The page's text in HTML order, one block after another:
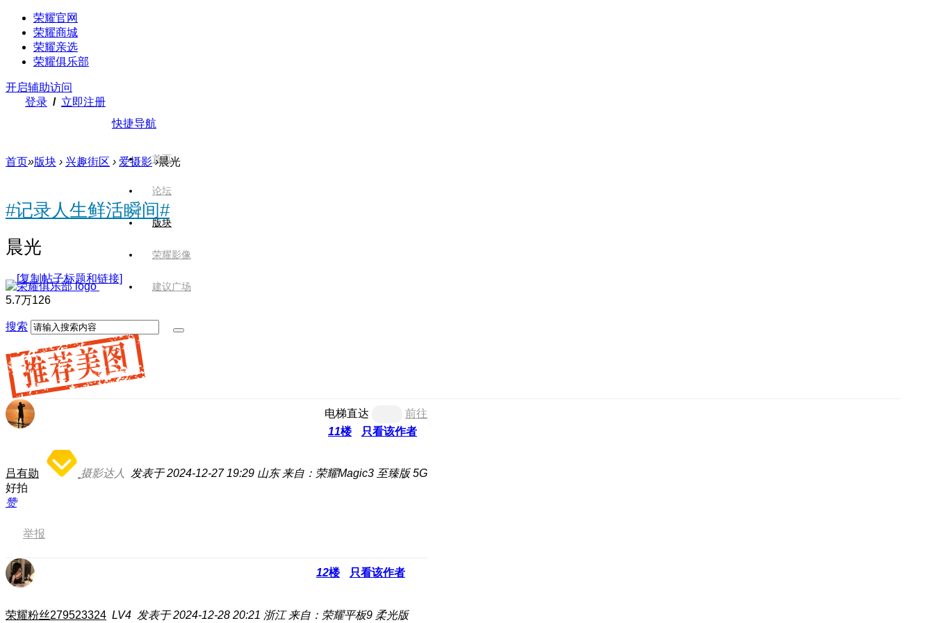
荣耀官网
荣耀商城
荣耀亲选
荣耀俱乐部
开启辅助访问
登录 / 立即注册
快捷导航
首页
论坛
版块
荣耀影像
建议广场
搜索
首页»版块 › 兴趣街区 › 爱摄影 ›晨光
#记录人生鲜活瞬间#
晨光
[复制帖子标题和链接]
5.7万126
电梯直达
前往
11楼 只看该作者
吕有勋 摄影达人 发表于 2024-12-27 19:29 山东 来自：荣耀Magic3 至臻版 5G
好拍
赞
举报
12楼 只看该作者
荣耀粉丝279523324 LV4 发表于 2024-12-28 20:21 浙江 来自：荣耀平板9 柔光版